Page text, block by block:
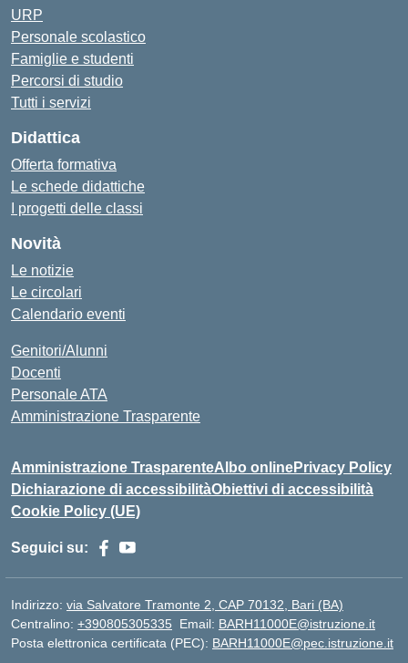
URP
Personale scolastico
Famiglie e studenti
Percorsi di studio
Tutti i servizi
Didattica
Offerta formativa
Le schede didattiche
I progetti delle classi
Novità
Le notizie
Le circolari
Calendario eventi
Genitori/Alunni
Docenti
Personale ATA
Amministrazione Trasparente
Amministrazione TrasparenteAlbo onlinePrivacy Policy
Dichiarazione di accessibilitàObiettivi di accessibilità
Cookie Policy (UE)
Seguici su:
Indirizzo: via Salvatore Tramonte 2, CAP 70132, Bari (BA)
Centralino: +390805305335 Email: BARH11000E@istruzione.it
Posta elettronica certificata (PEC): BARH11000E@pec.istruzione.it